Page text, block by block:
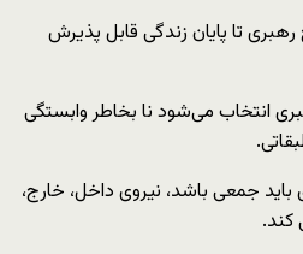
تا پایان زندگی قابل پذیرش
انتخاب می‌شود نا بخاطر وابستگی
باید جمعی باشد، نیروی داخل، خارج،
کند.